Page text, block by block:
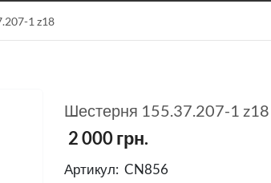
1 z18
Шестерня 155.37.207-1 z18
2 000грн.
Артикул: CN856